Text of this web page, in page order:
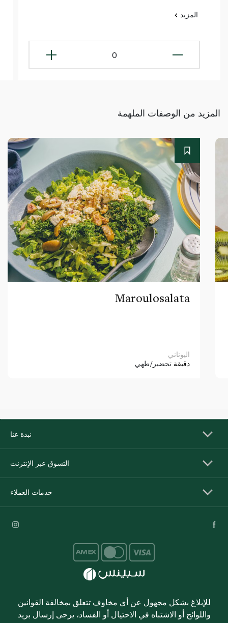
المزيد
0
المزيد من الوصفات الملهمة
Maroulosalata
اليوناني
دقيقة تحضير/طهي
نبذة عنا
التسوق عبر الإنترنت
خدمات العملاء
للإبلاغ بشكل مجهول عن أي مخاوف تتعلق بمخالفة القوانين
واللوائح أو الاشتباه في الاحتيال أو الفساد، يرجى إرسال بريد